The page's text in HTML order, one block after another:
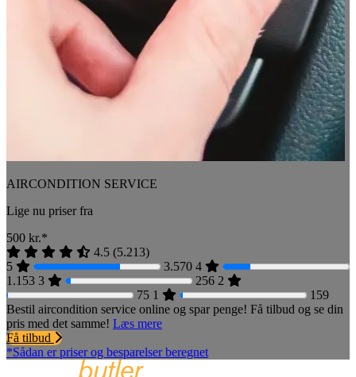
AIRCONDITION SERVICE
Lige nu priser fra
500 kr.*
4.5 (5.213)
5
3.570 4
1.153 3 256 2
75 1
159
Bestil aircondition service online og spar penge! Få tilbud og se din
pris med det samme! Læs mere
Få tilbud
*Sådan er priser og besparelser beregnet